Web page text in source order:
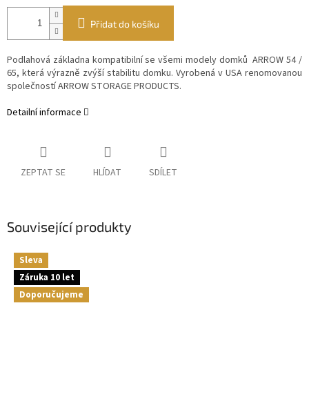
Přidat do košíku
Podlahová základna kompatibilní se všemi modely domků ARROW 54 /
65, která výrazně zvýší stabilitu domku. Vyrobená v USA renomovanou
společností ARROW STORAGE PRODUCTS.
Detailní informace
ZEPTAT SE HLÍDAT SDÍLET
Související produkty
Sleva
Záruka 10 let
Doporučujeme